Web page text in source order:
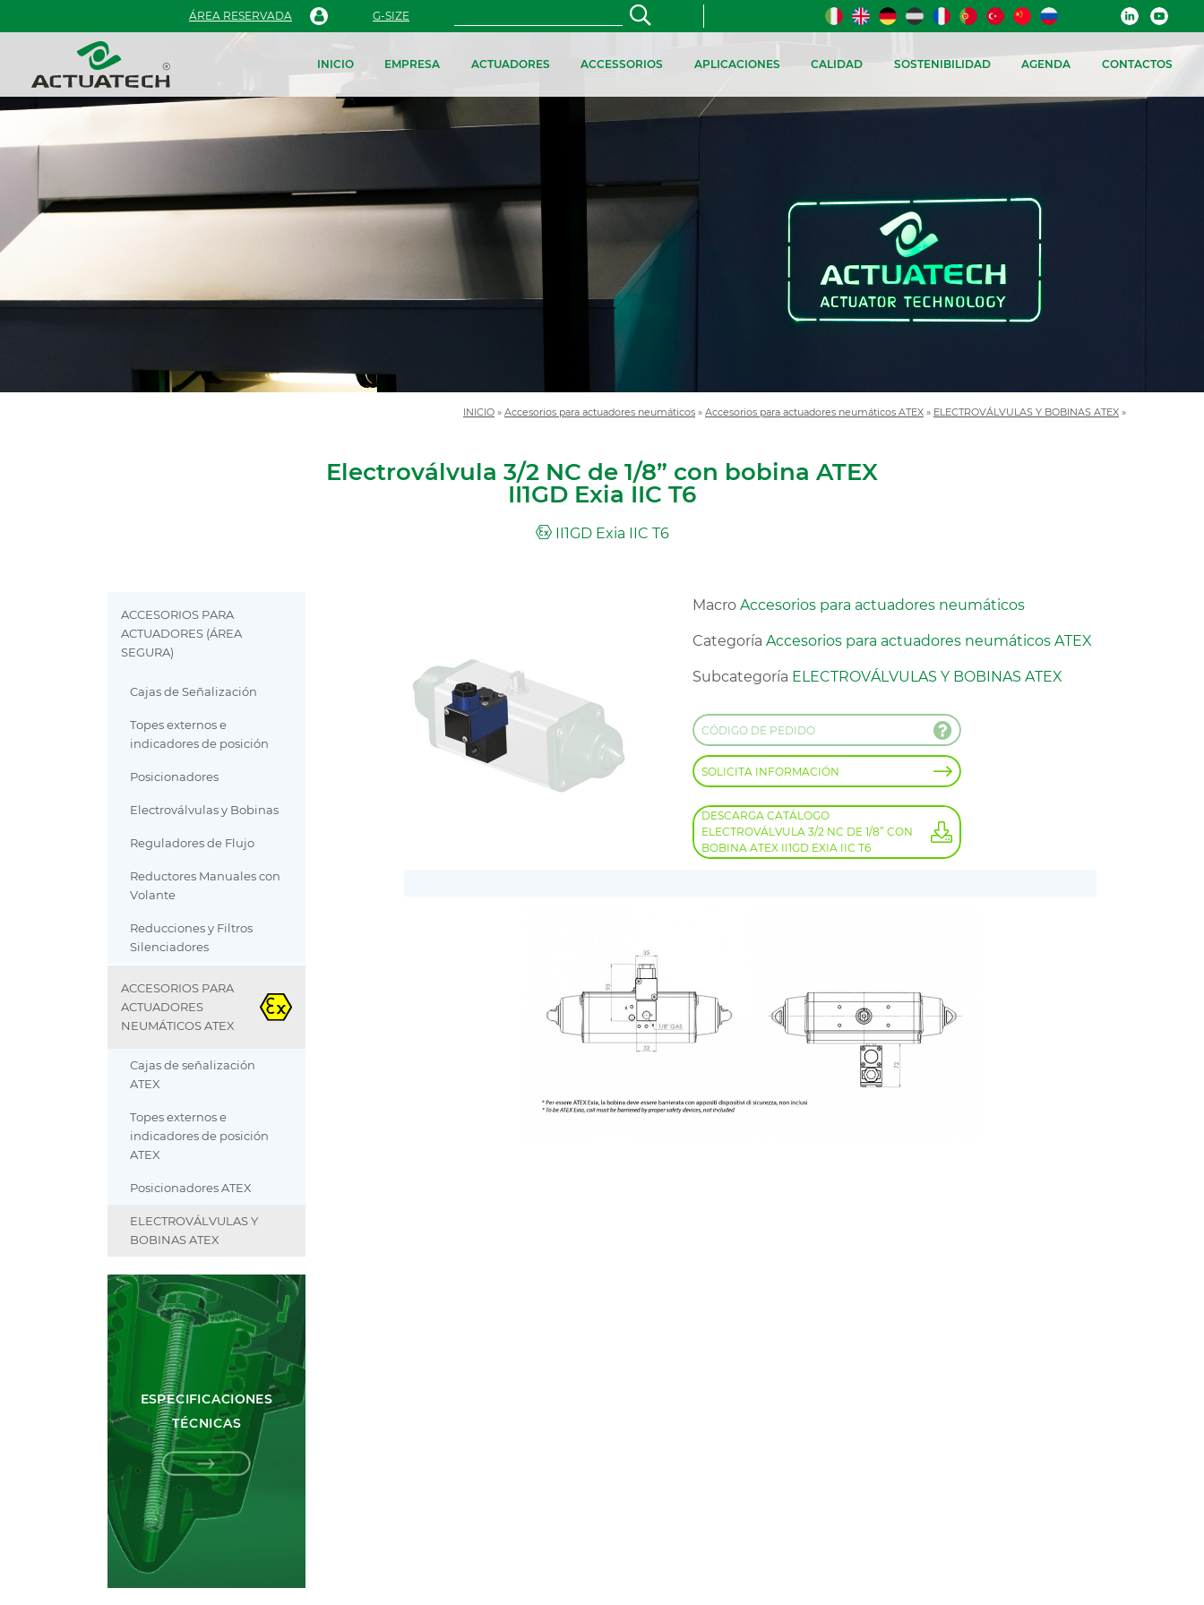
ÁREA RESERVADA G-SIZE
INICIO EMPRESA ACTUADORES ACCESSORIOS APLICACIONES CALIDAD SOSTENIBILIDAD AGENDA CONTACTOS
INICIO » Accesorios para actuadores neumáticos » Accesorios para actuadores neumáticos ATEX » ELECTROVÁLVULAS Y BOBINAS ATEX »
Electroválvula 3/2 NC de 1/8” con bobina ATEX
II1GD Exia IIC T6
II1GD Exia IIC T6
ACCESORIOS PARA
ACTUADORES (ÁREA
SEGURA)
Cajas de Señalización
Topes externos e
indicadores de posición
Posicionadores
Electroválvulas y Bobinas
Reguladores de Flujo
Reductores Manuales con
Volante
Reducciones y Filtros
Silenciadores
ACCESORIOS PARA
ACTUADORES
NEUMÁTICOS ATEX
Cajas de señalización
ATEX
Topes externos e
indicadores de posición
ATEX
Posicionadores ATEX
ELECTROVÁLVULAS Y
BOBINAS ATEX
ESPECIFICACIONES
TÉCNICAS
MacroAccesorios para actuadores neumáticos
CategoríaAccesorios para actuadores neumáticos ATEX
Subcategoría ELECTROVÁLVULAS Y BOBINAS ATEX
CÓDIGO DE PEDIDO
SOLICITA INFORMACIÓN
DESCARGA CATÁLOGO
ELECTROVÁLVULA 3/2 NC DE 1/8” CON
BOBINA ATEX II1GD EXIA IIC T6